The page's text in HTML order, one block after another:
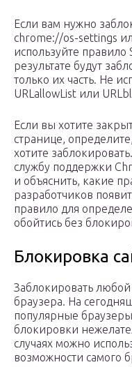
Если вам нужно
chrome://os-settings
используйте правило
результате будут
только их часть. Не
URLallowList или
Если вы хотите
странице,
хотите
службу поддержки
и объяснить, какие
разработчиков
правило для
обойтись без
Блокировка
Заблокировать
браузера. На
популярные
блокировки
случаях можно
возможности самого